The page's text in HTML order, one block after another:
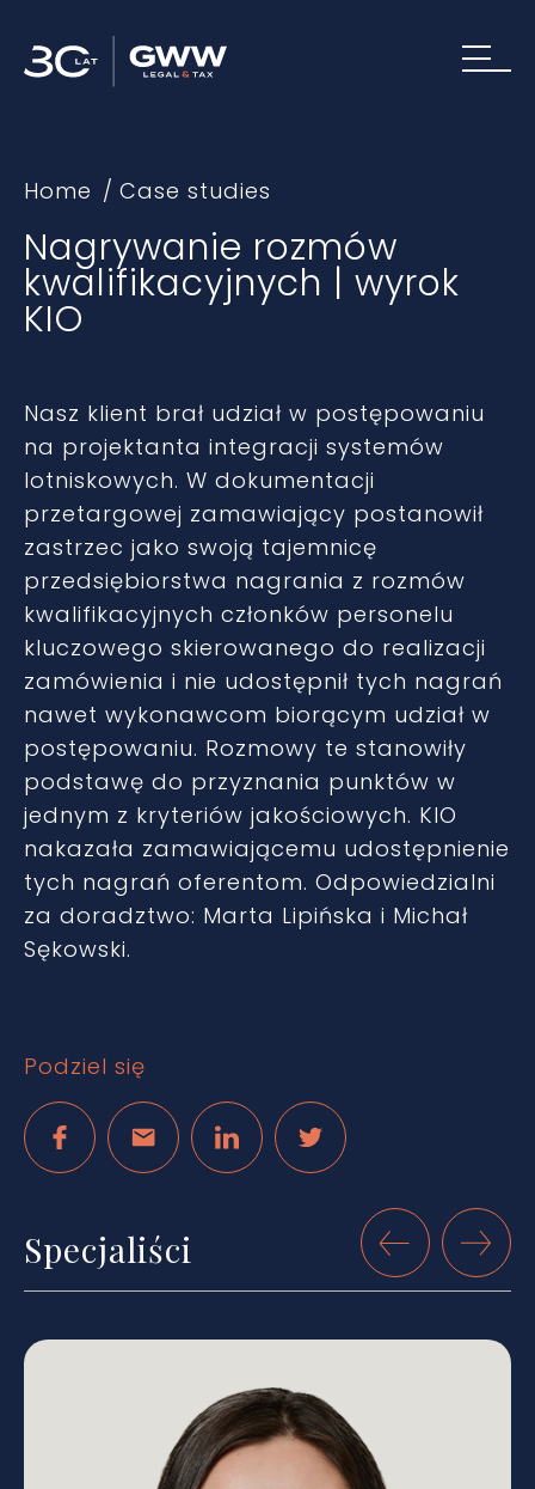
Home Case studies
Nagrywanie rozmów
kwalifikacyjnych | wyrok
KIO
Nasz klient brał udział w postępowaniu
na projektanta integracji systemów
lotniskowych. W dokumentacji
przetargowej zamawiający postanowił
zastrzec jako swoją tajemnicę
przedsiębiorstwa nagrania z rozmów
kwalifikacyjnych członków personelu
kluczowego skierowanego do realizacji
zamówienia i nie udostępnił tych nagrań
nawet wykonawcom biorącym udział w
postępowaniu. Rozmowy te stanowiły
podstawę do przyznania punktów w
jednym z kryteriów jakościowych. KIO
nakazała zamawiającemu udostępnienie
tych nagrań oferentom. Odpowiedzialni
za doradztwo: Marta Lipińska i Michał
Sękowski.
Podziel się
Specjaliści